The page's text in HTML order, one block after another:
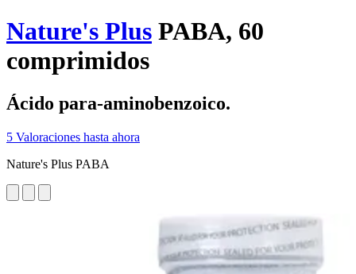
Nature's Plus PABA, 60
comprimidos
Ácido para-aminobenzoico.
5 Valoraciones hasta ahora
Nature's Plus PABA